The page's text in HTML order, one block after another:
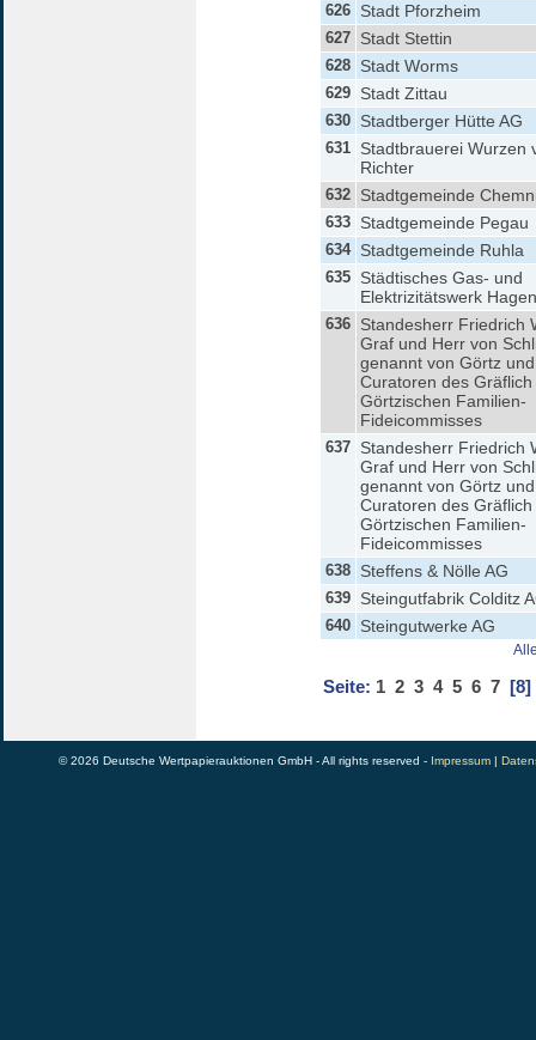
626 Stadt Pforzheim
627 Stadt Stettin
628 Stadt Worms
629 Stadt Zittau
630 Stadtberger Hütte AG
631 Stadtbrauerei Wurzen
Richter
632 Stadtgemeinde
633 Stadtgemeinde Pegau
634 Stadtgemeinde Ruhla
635 Städtisches Gas- und
Elektrizitätswerk
636 Standesherr Friedrich
Graf und Herr von
genannt von Görtz
Curatoren des Gräflich
Görtzischen Familien-
Fideicommisses
637 Standesherr Friedrich
Graf und Herr von
genannt von Görtz
Curatoren des Gräflich
Görtzischen Familien-
Fideicommisses
638 Steffens & Nölle AG
639 Steingutfabrik Colditz
640 Steingutwerke AG
Seite: 1 2 3 4 5 6 7 [8]
© 2026 Deutsche Wertpapierauktionen GmbH - All rights reserved - Impressum|